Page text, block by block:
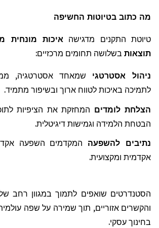
מה כתוב בטיוטות החשיפה
טיוטת התקנים מדגישה איכות מונחית
תוצאות בשלושה תחומים מרכזיים:
ניהול אסטרטגי שמאחד אסטרטגיה,
לתמיכה באיכות לטווח ארוך ובשיפור מתמיד.
הצלחת לומדים המחזקת את הציפיות לתו
הבטחת הלמידה וגמישות דיגיטלית.
נתיבים להשפעה המקדמים השפעה
אקדמית ומקצועית.
הסטנדרטים שואפים לתמוך במגוון רחב
והקשרים אזוריים, תוך שמירה על שפה
בחינוך עסקי.